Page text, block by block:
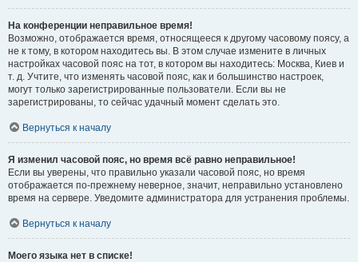
На конференции неправильное время!
Возможно, отображается время, относящееся к другому часовому поясу, а
не к тому, в котором находитесь вы. В этом случае измените в личных
настройках часовой пояс на тот, в котором вы находитесь: Москва, Киев и
т. д. Учтите, что изменять часовой пояс, как и большинство настроек,
могут только зарегистрированные пользователи. Если вы не
зарегистрированы, то сейчас удачный момент сделать это.
Вернуться к началу
Я изменил часовой пояс, но время всё равно неправильное!
Если вы уверены, что правильно указали часовой пояс, но время
отображается по-прежнему неверное, значит, неправильно установлено
время на сервере. Уведомите администратора для устранения проблемы.
Вернуться к началу
Моего языка нет в списке!